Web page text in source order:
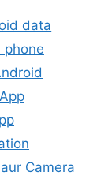
data
phone
App
Camera